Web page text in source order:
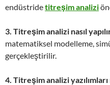
endüstridetitreşim analizi
3. Titreşim analizi nasıl
matematiksel modelleme,
gerçekleştirilir.
4. Titreşim analizi